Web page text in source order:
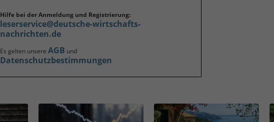
Hilfe bei der Anmeldung und Registrierung:
leserservice@deutsche-wirtschafts-
nachrichten.de
Es gelten unsere AGB und
Datenschutzbestimmungen